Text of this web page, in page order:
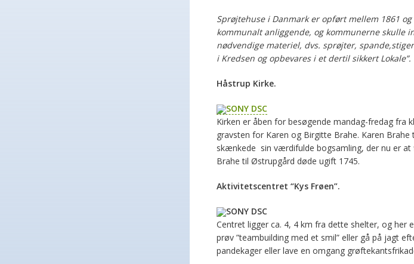
Sprøjtehuse i Danmark er opført mellem 1861 og
kommunaltanliggende, og kommunerne skulle
nødvendige materiel, dvs. sprøjter, spande,
i Kredsen og opbevares i et dertil sikkert Lokale”.
Håstrup Kirke.
Kirken er åben for besøgende mandag-fredag fra
gravsten for Karen og Birgitte Brahe. Karen
skænkede sin værdifulde bogsamling, der nu er at
Brahe til Østrupgård døde ugift 1745.
Aktivitetscentret “Kys Frøen”.
Centret ligger ca. 4, 4 km fra dette shelter, og her
prøv ”teambuilding med et smil” eller gå på jagt
pandekager eller lave en omgang